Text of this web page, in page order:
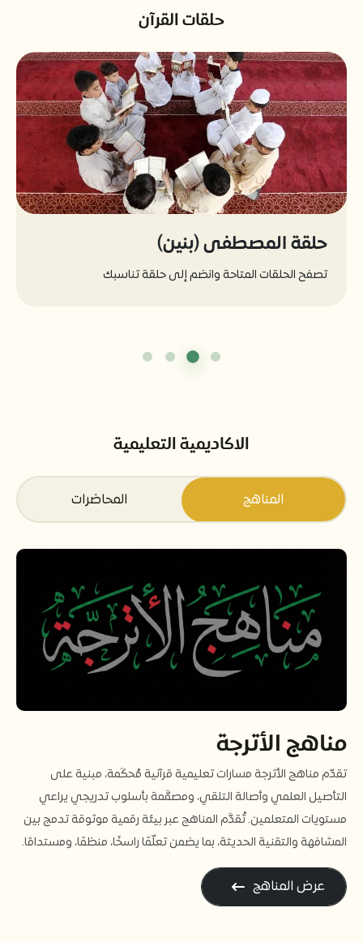
حلقات القرآن
حلقة المصطفى (بنين)
تصفح الحلقات المتاحة وانضم إلى حلقة تناسبك
الاكاديمية التعليمية
المناهج المحاضرات
مناهج الأترجة
تقدّم مناهج الأترجة مسارات تعليمية قرآنية مُحكَمة، مبنية على
التأصيل العلمي وأصالة التلقي، ومصمَّمة بأسلوب تدريجي يراعي
مستويات المتعلمين. تُقدَّم المناهج عبر بيئة رقمية موثوقة تدمج بين
المشافهة والتقنية الحديثة، بما يضمن تعلّمًا راسخًا، منظمًا، ومستدامًا.
عرض المناهج